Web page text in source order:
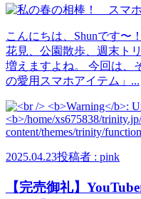
こんにちは、Shunです〜
花見、公園散歩、週末ト
増えますよね。 今回は、
の愛用スマホアイテム」...
2025.04.23投稿者 : pink
【完売御礼】